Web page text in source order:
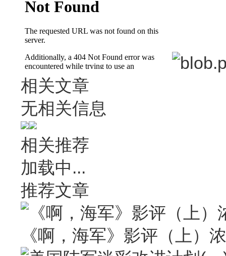
相关文章
无相关信息
相关推荐
加载中...
推荐文章
《啊，海军》影评（上）